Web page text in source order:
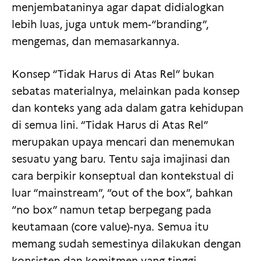
menjembataninya agar dapat didialogkan
lebih luas, juga untuk mem-“branding”,
mengemas, dan memasarkannya.
Konsep “Tidak Harus di Atas Rel” bukan
sebatas materialnya, melainkan pada konsep
dan konteks yang ada dalam gatra kehidupan
di semua lini. “Tidak Harus di Atas Rel”
merupakan upaya mencari dan menemukan
sesuatu yang baru. Tentu saja imajinasi dan
cara berpikir konseptual dan kontekstual di
luar “mainstream”, “out of the box”, bahkan
“no box” namun tetap berpegang pada
keutamaan (core value)-nya. Semua itu
memang sudah semestinya dilakukan dengan